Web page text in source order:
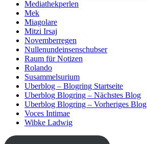
Mediathekperlen
Mek
Miagolare
Mitzi Irsaj
Novemberregen
Nullenundeinsenschubser
Raum für Notizen
Rolando
Susammelsurium
Uberblog – Blogring Startseite
Uberblog Blogring – Nächstes Blog
Uberblog Blogring – Vorheriges Blog
Voces Intimae
Wibke Ladwig